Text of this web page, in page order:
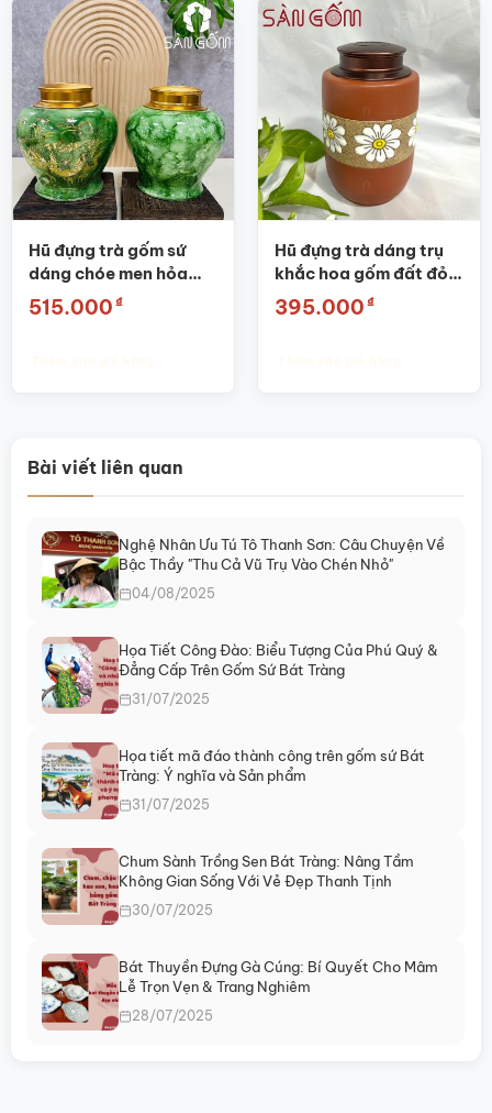
Hũ đựng trà gốm sứ
dáng chóe men hỏa
biến thiên xanh lá họa
tiết sen hạc SG-
515.000 ₫
Hũ đựng trà dáng trụ
khắc hoa gốm đất đỏ
Bát Tràng SG-BĐT54
395.000 ₫
Bài viết liên quan
Nghệ Nhân Ưu Tú Tô Thanh Sơn: Câu Chuyện Về
Bậc Thầy "Thu Cả Vũ Trụ Vào Chén Nhỏ"
04/08/2025
Họa Tiết Công Đào: Biểu Tượng Của Phú Quý &
Đẳng Cấp Trên Gốm Sứ Bát Tràng
31/07/2025
Họa tiết mã đáo thành công trên gốm sứ Bát
Tràng: Ý nghĩa và Sản phẩm
31/07/2025
Chum Sành Trồng Sen Bát Tràng: Nâng Tầm
Không Gian Sống Với Vẻ Đẹp Thanh Tịnh
30/07/2025
Bát Thuyền Đựng Gà Cúng: Bí Quyết Cho Mâm
Lễ Trọn Vẹn & Trang Nghiêm
28/07/2025